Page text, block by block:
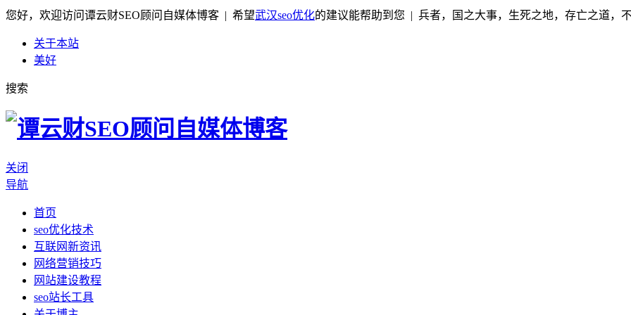
您好，欢迎访问谭云财SEO顾问自媒体博客 | 希望武汉seo优化的建议能帮助到您 | 兵者，国之大事，生死之地，存亡之道，
关于本站
美好
搜索
关闭
导航
首页
seo优化技术
互联网新资讯
网络营销技巧
网站建设教程
seo站长工具